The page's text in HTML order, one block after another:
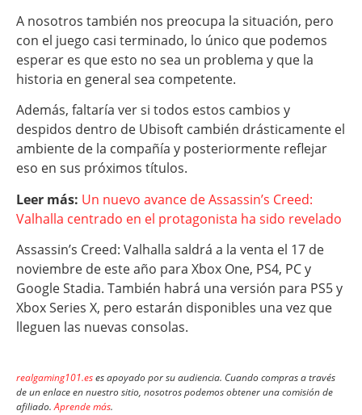
A nosotros también nos preocupa la situación, pero
con el juego casi terminado, lo único que podemos
esperar es que esto no sea un problema y que la
historia en general sea competente.
Además, faltaría ver si todos estos cambios y
despidos dentro de Ubisoft cambién drásticamente el
ambiente de la compañía y posteriormente reflejar
eso en sus próximos títulos.
Leer más: Un nuevo avance de Assassin’s Creed:
Valhalla centrado en el protagonista ha sido revelado
Assassin’s Creed: Valhalla saldrá a la venta el 17 de
noviembre de este año para Xbox One, PS4, PC y
Google Stadia. También habrá una versión para PS5 y
Xbox Series X, pero estarán disponibles una vez que
lleguen las nuevas consolas.
realgaming101.eses apoyado por su audiencia. Cuando compras a través
de un enlace en nuestro sitio, nosotros podemos obtener una comisión de
afiliado.Aprende más.